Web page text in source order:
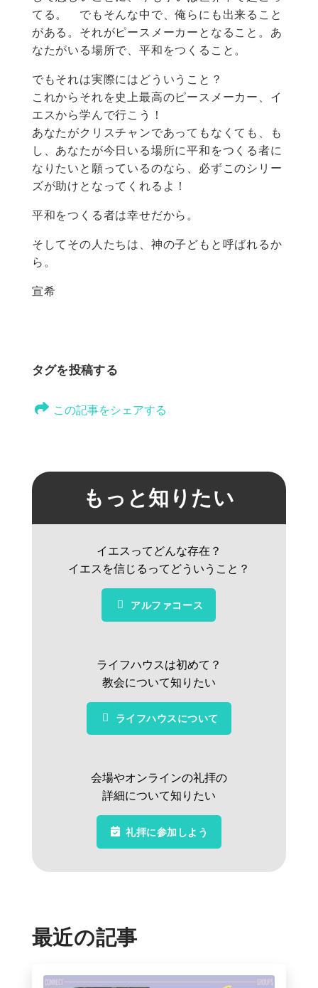
てる。 でもそんな中で、俺らにも出来ること
がある。それがピースメーカーとなること。あ
なたがいる場所で、平和をつくること。
でもそれは実際にはどういうこと？
これからそれを史上最高のピースメーカー、イ
エスから学んで行こう！
あなたがクリスチャンであってもなくても、も
し、あなたが今日いる場所に平和をつくる者に
なりたいと願っているのなら、必ずこのシリー
ズが助けとなってくれるよ！
平和をつくる者は幸せだから。
そしてその人たちは、神の子どもと呼ばれるか
ら。
宣希
タグを投稿する
この記事をシェアする
もっと知りたい
イエスってどんな存在？
イエスを信じるってどういうこと？
アルファコース
ライフハウスは初めて？
教会について知りたい
ライフハウスについて
会場やオンラインの礼拝の
詳細について知りたい
礼拝に参加しよう
最近の記事